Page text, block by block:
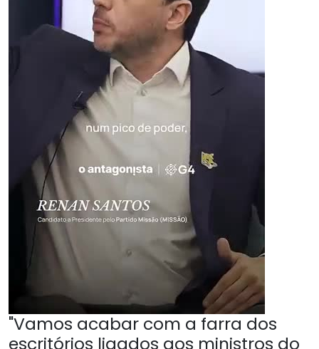
"Vamos acabar com a farra dos
escritórios ligados aos ministros do